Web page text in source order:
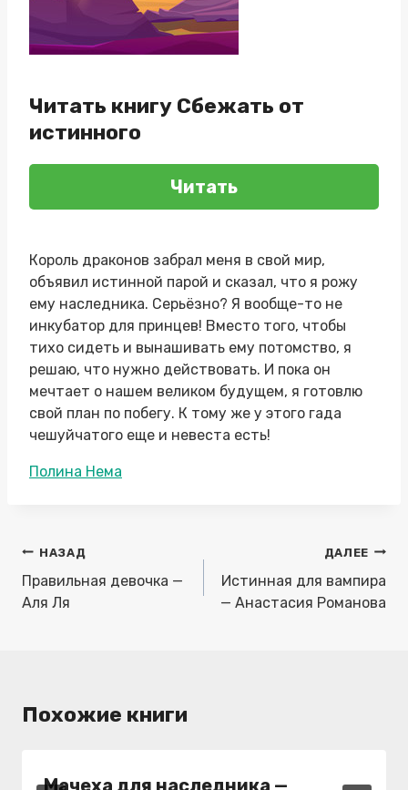
Читать книгу Сбежать от
истинного
Читать
Король драконов забрал меня в свой мир,
объявил истинной парой и сказал, что я рожу
ему наследника. Серьёзно? Я вообще-то не
инкубатор для принцев! Вместо того, чтобы
тихо сидеть и вынашивать ему потомство, я
решаю, что нужно действовать. И пока он
мечтает о нашем великом будущем, я готовлю
свой план по побегу. К тому же у этого гада
чешуйчатого еще и невеста есть!
Метки
Полина Нема
Навигация
по
записям
НАЗАД
Правильная девочка —
Аля Ля
ДАЛЕЕ
Истинная для вампира
— Анастасия Романова
Похожие книги
Мачеха для наследника —